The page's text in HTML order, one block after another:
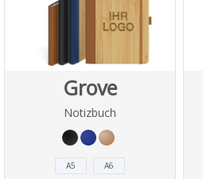
Grove
Notizbuch
A5 A6